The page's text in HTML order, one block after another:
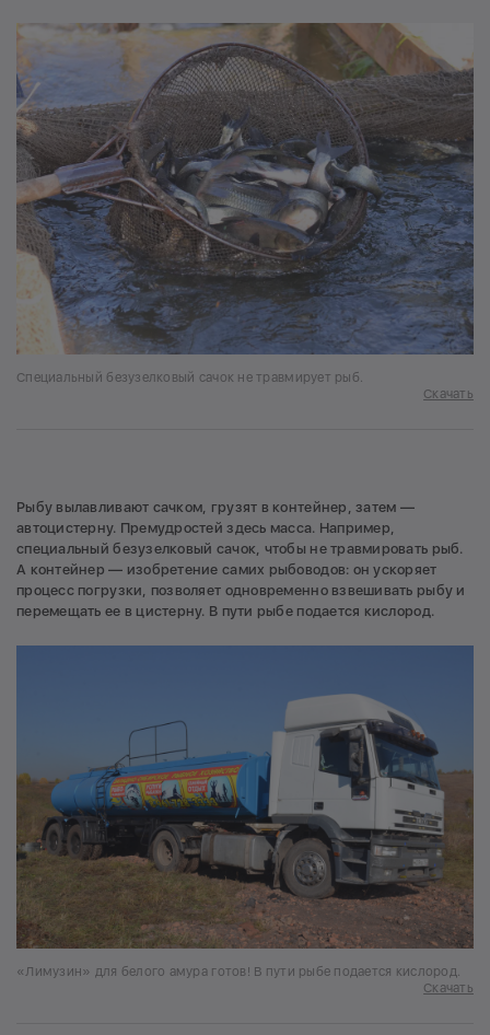
Специальный безузелковый сачок не травмирует рыб.
Скачать
Рыбу вылавливают сачком, грузят в контейнер, затем —
автоцистерну. Премудростей здесь масса. Например,
специальный безузелковый сачок, чтобы не травмировать рыб.
А контейнер — изобретение самих рыбоводов: он ускоряет
процесс погрузки, позволяет одновременно взвешивать рыбу и
перемещать ее в цистерну. В пути рыбе подается кислород.
«Лимузин» для белого амура готов! В пути рыбе подается кислород.
Скачать